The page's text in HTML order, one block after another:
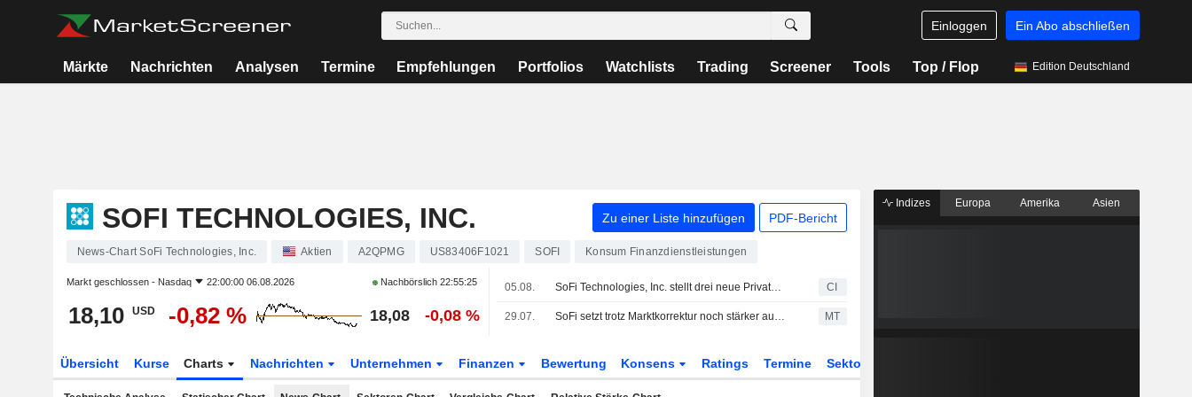
Einloggen Ein Abo abschließen
Märkte Nachrichten Analysen Termine Empfehlungen Portfolios Watchlists Trading Screener Tools Top / Flop Edition Deutschland
SOFI TECHNOLOGIES, INC. Zu einer Liste hinzufügen PDF-Bericht
News-Chart SoFi Technologies, Inc. Aktien A2QPMG US83406F1021 SOFI Konsum Finanzdienstleistungen
Markt geschlossen - Nasdaq 22:00:00 06.08.2026 Nachbörslich 22:55:25
18,10 USD -0,82 % 18,08 -0,08 %
05.08. SoFi Technologies, Inc. stellt drei neue Private-Market-Fonds von CAZ Investments und AngelList Asset Management vor CI
29.07. SoFi setzt trotz Marktkorrektur noch stärker auf KI MT
Übersicht Kurse Charts Nachrichten Unternehmen Finanzen Bewertung Konsens Ratings Termine Sektor
Indizes Europa Amerika Asien